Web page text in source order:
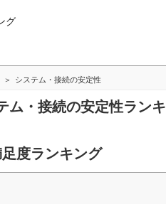
グ
システム・接続の安定性
ム・接続の安定性ラン
度ランキング